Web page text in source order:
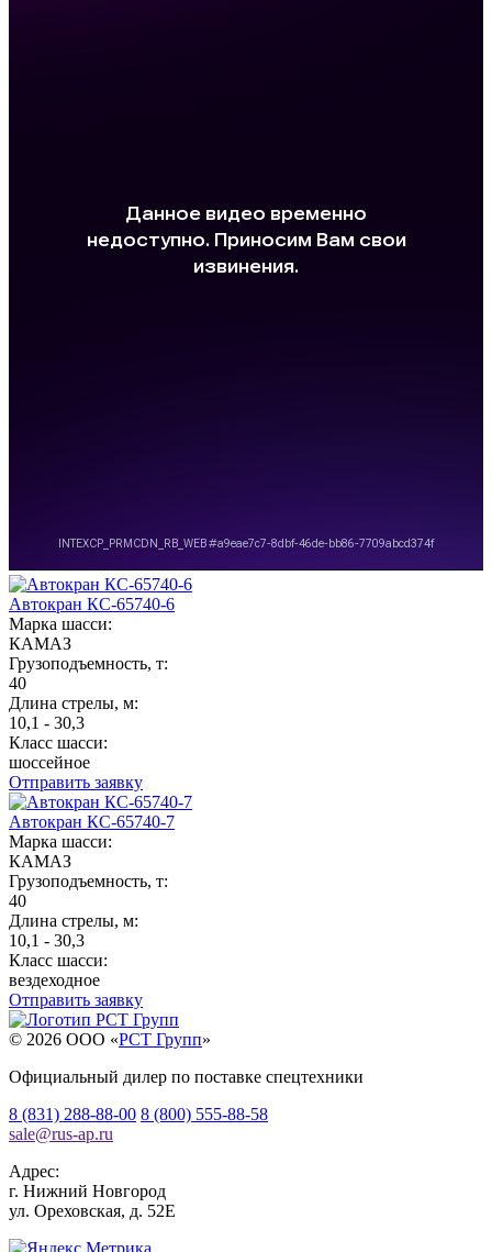
Автокран КС-65740-6
Марка шасси:
КАМАЗ
Грузоподъемность, т:
40
Длина стрелы, м:
10,1 - 30,3
Класс шасси:
шоссейное
Отправить заявку
Автокран КС-65740-7
Марка шасси:
КАМАЗ
Грузоподъемность, т:
40
Длина стрелы, м:
10,1 - 30,3
Класс шасси:
вездеходное
Отправить заявку
© 2026 OOO «РСТ Групп»
Официальный дилер по поставке спецтехники
8 (831) 288-88-00 8 (800) 555-88-58
sale@rus-ap.ru
Адрес:
г. Нижний Новгород
ул. Ореховская, д. 52Е